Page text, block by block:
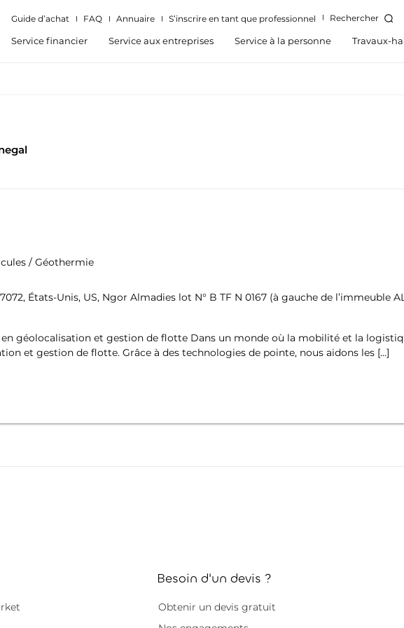
Guide d’achat FAQ Annuaire S’inscrire en tant que professionnel Rechercher
Service financier Service aux entreprises Service à la personne Travaux-
/ Géothermie
États-Unis, US, Ngor Almadies lot N° B TF N 0167 (à gauche de l’immeuble
en géolocalisation et gestion de flotte Dans un monde où la mobilité et la
et gestion de flotte. Grâce à des technologies de pointe, nous aidons les […]
Besoin d'un devis ?
Obtenir un devis gratuit